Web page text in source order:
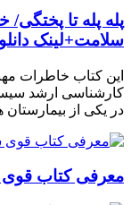
پله پله تا
سلامت+لینک
این کتاب خاطرات
کارشناسی ارشد
در یکی از
معرفی کتاب قوی